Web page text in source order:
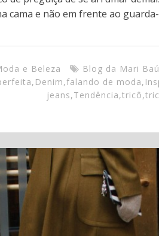
cama e não em frente ao
e Beleza Blog da Mari Baú
, Denim,falando de moda,
jeans,Tendência,tricô,